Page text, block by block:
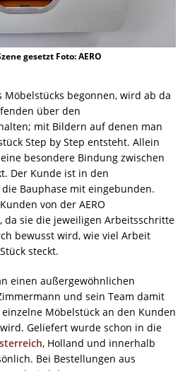
gesetzt Foto: AERO
begonnen, wird ab da
über den
mit Bildern auf denen man
Step by Step entsteht. Allein
besondere Bindung zwischen
Der Kunde ist in den
Bauphase mit eingebunden.
von der AERO
da sie die jeweiligen Arbeitsschritte
bewusst wird, wie viel Arbeit
steckt.
einen außergewöhnlichen
und sein Team damit
Möbelstück an den Kunden
Geliefert wurde schon in die
, Holland und innerhalb
Bei Bestellungen aus